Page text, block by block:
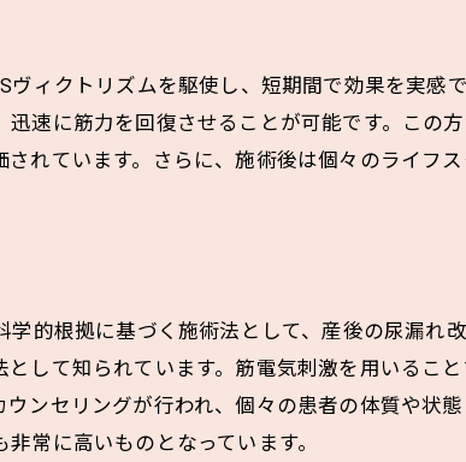
ィクトリズムを駆使し、短期間で効果を実感
速に筋力を回復させることが可能です。この
れています。さらに、施術後は個々のライフ
学的根拠に基づく施術法として、産後の尿漏れ
して知られています。筋電気刺激を用いるこ
ンセリングが行われ、個々の患者の体質や状
常に高いものとなっています。